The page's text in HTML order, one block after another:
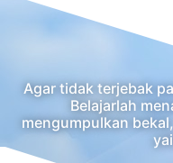
Agar tidak terjebak
Belajarlah
mengumpulkan